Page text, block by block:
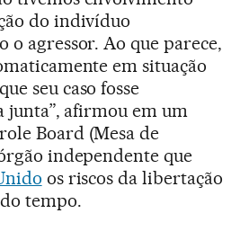
do indivíduo
o agressor. Ao que parece,
em situação
seu caso fosse
junta”, afirmou em um
Board (Mesa de
independente que
os riscos da libertação
tempo.